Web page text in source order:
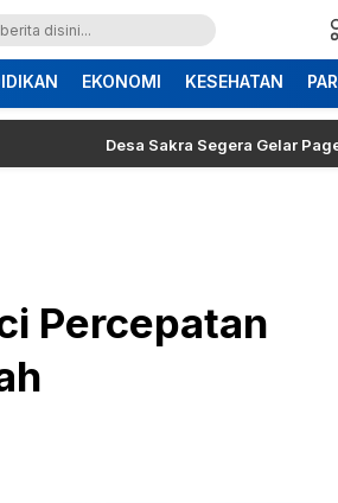
EKONOMI KESEHATAN
Desa Sakra Segera Gelar Pagelaran
Percepatan